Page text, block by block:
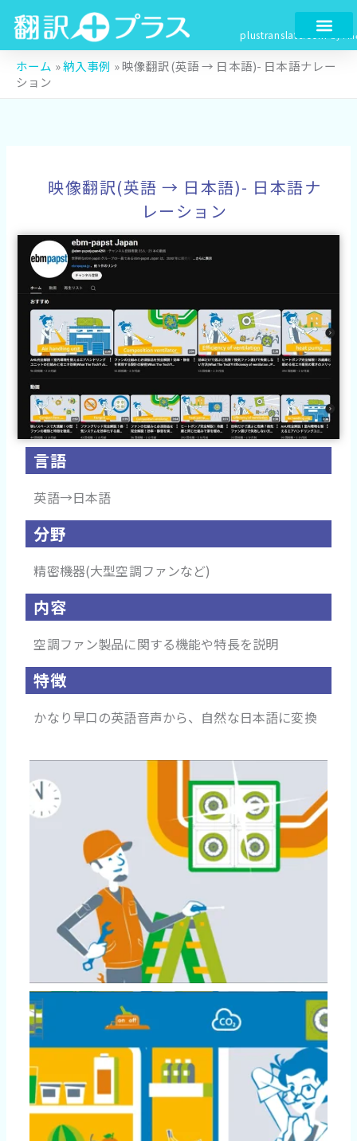
を
plustranslate.comby
ホーム »納入事例 »映像翻訳(英語 → 日本語)- 日本語ナレー
ション
映像翻訳(英語 → 日本語)- 日本語ナ
レーション
言語
英語→日本語
分野
精密機器(大型空調ファンなど)
内容
空調ファン製品に関する機能や特長を説明
特徴
かなり早口の英語音声から、自然な日本語に変換